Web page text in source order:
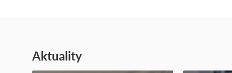
Aktuality